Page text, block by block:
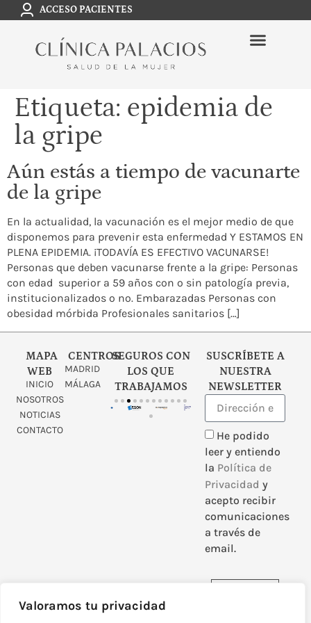
Valoramos tu privacidad
ACCESO PACIENTES
Etiqueta: epidemia de
la gripe
Aún estás a tiempo de vacunarte
de la gripe
En la actualidad, la vacunación es el mejor medio de que
disponemos para prevenir esta enfermedad Y ESTAMOS EN
PLENA EPIDEMIA. ¡TODAVÍA ES EFECTIVO VACUNARSE!
Personas que deben vacunarse frente a la gripe: Personas
con edad superior a 59 años con o sin patología previa,
institucionalizados o no. Embarazadas Personas con
obesidad mórbida Profesionales sanitarios […]
MAPA
WEB
INICIO
NOSOTROS
NOTICIAS
CONTACTO
CENTROS
MADRID
MÁLAGA
SEGUROS CON
LOS QUE
TRABAJAMOS
SUSCRÍBETE A
NUESTRA
NEWSLETTER
He podido
leer y entiendo
la Política de
Privacidad y
acepto recibir
comunicaciones
a través de
email.